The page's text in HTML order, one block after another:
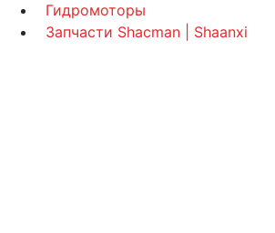
Гидромоторы
Запчасти Shacman | Shaanxi